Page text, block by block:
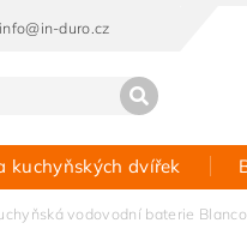
info@in-duro.cz
kuchyňských dvířek
vodovodní baterie